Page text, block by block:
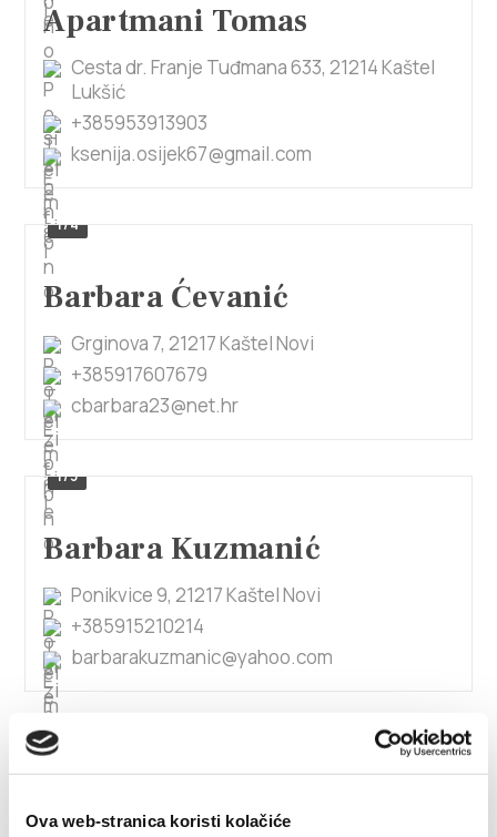
Ova web-stranica koristi kolačiće
Apartmani Tomas
Cesta dr. Franje Tuđmana 633, 21214 Kaštel
Lukšić
+385953913903
ksenija.osijek67@gmail.com
1/4
Barbara Ćevanić
Grginova 7, 21217 Kaštel Novi
+385917607679
cbarbara23@net.hr
1/3
Barbara Kuzmanić
Ponikvice 9, 21217 Kaštel Novi
+385915210214
barbarakuzmanic@yahoo.com
Barbara Žiger
F. Tuđmana 225, 21214 Kaštel Gomilica